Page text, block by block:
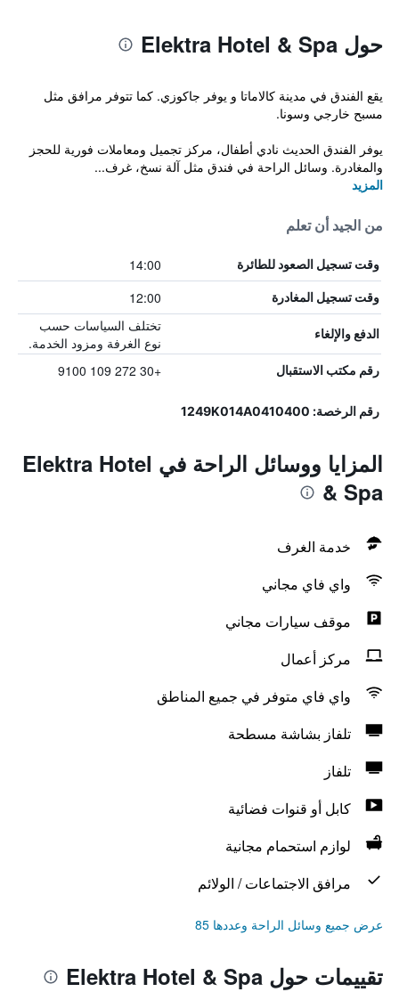
حول Elektra Hotel & Spa
يقع الفندق في مدينة كالاماتا و يوفر جاكوزي. كما تتوفر مرافق مثل
مسبح خارجي وسونا.
يوفر الفندق الحديث نادي أطفال، مركز تجميل ومعاملات فورية للحجز
والمغادرة. وسائل الراحة في فندق مثل آلة نسخ، غرف...
المزيد
من الجيد أن تعلم
وقت تسجيل الصعود للطائرة 14:00
وقت تسجيل المغادرة 12:00
الدفع والإلغاء
تختلف السياسات حسب
نوع الغرفة ومزود الخدمة.
رقم مكتب الاستقبال +30 272 109 9100
رقم الرخصة: 1249Κ014Α0410400
المزايا ووسائل الراحة في Elektra Hotel
& Spa
خدمة الغرف
واي فاي مجاني
موقف سيارات مجاني
مركز أعمال
واي فاي متوفر في جميع المناطق
تلفاز بشاشة مسطحة
تلفاز
كابل أو قنوات فضائية
لوازم استحمام مجانية
مرافق الاجتماعات / الولائم
عرض جميع وسائل الراحة وعددها 85
تقييمات حول Elektra Hotel & Spa